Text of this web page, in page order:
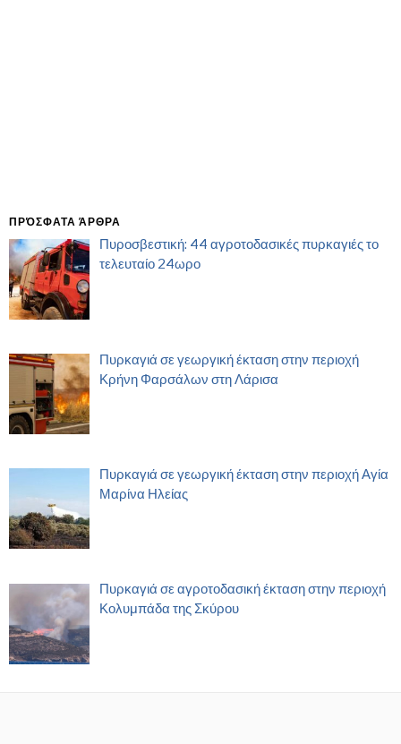
ΠΡΌΣΦΑΤΑ ΆΡΘΡΑ
Πυροσβεστική: 44 αγροτοδασικές πυρκαγιές το
τελευταίο 24ωρο
Πυρκαγιά σε γεωργική έκταση στην περιοχή
Κρήνη Φαρσάλων στη Λάρισα
Πυρκαγιά σε γεωργική έκταση στην περιοχή Αγία
Μαρίνα Ηλείας
Πυρκαγιά σε αγροτοδασική έκταση στην περιοχή
Κολυμπάδα της Σκύρου